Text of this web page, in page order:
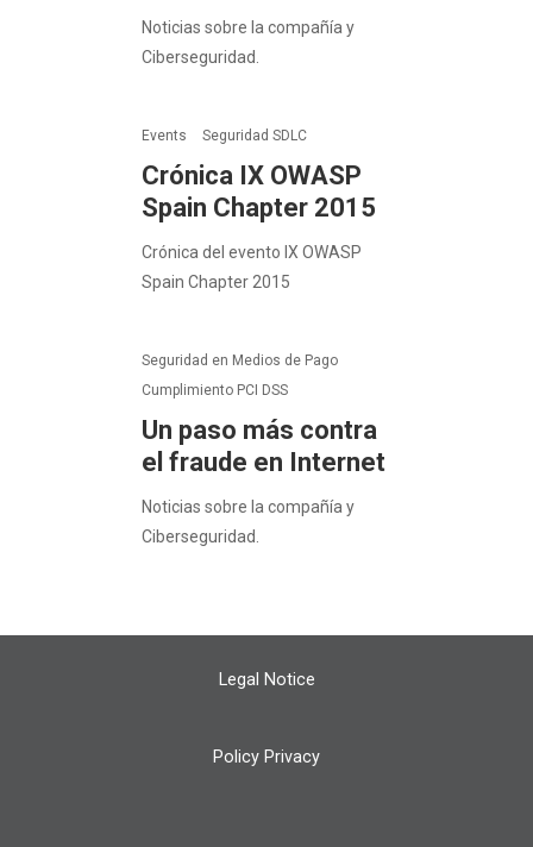
Noticias sobre la compañía y
Ciberseguridad.
Events Seguridad SDLC
Crónica IX OWASP
Spain Chapter 2015
Crónica del evento IX OWASP
Spain Chapter 2015
Seguridad en Medios de Pago
Cumplimiento PCI DSS
Un paso más contra
el fraude en Internet
Noticias sobre la compañía y
Ciberseguridad.
Legal Notice
Policy Privacy